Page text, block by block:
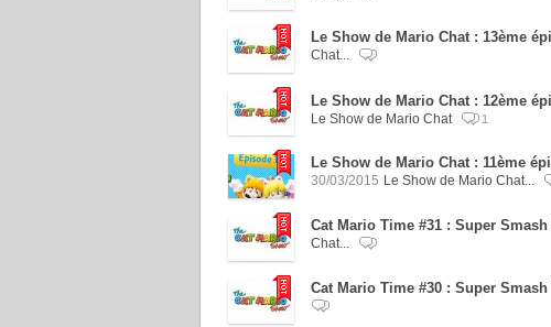
Le Show de Mario Chat : 13ème
Chat...
Le Show de Mario Chat : 12ème
Le Show de Mario Chat
1
Le Show de Mario Chat : 11ème
30/03/2015 Le Show de Mario Chat...
Cat Mario Time #31 : Super
Chat...
Cat Mario Time #30 : Super